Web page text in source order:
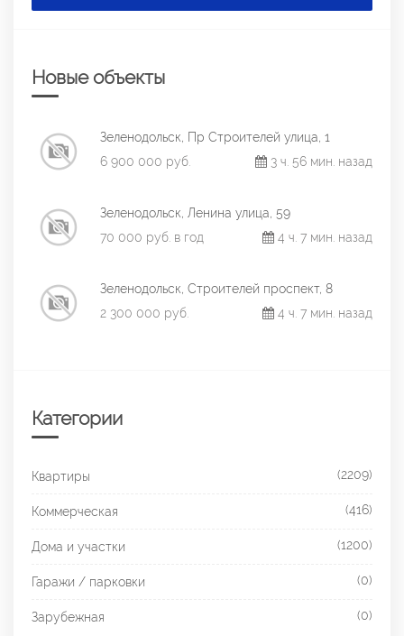
Новые объекты
Зеленодольск, Пр Строителей улица, 1
6 900 000 руб.
3 ч. 56 мин. назад
Зеленодольск, Ленина улица, 59
70 000 руб. в год
4 ч. 7 мин. назад
Зеленодольск, Строителей проспект, 8
2 300 000 руб.
4 ч. 7 мин. назад
Категории
Квартиры (2209)
Коммерческая (416)
Дома и участки (1200)
Гаражи / парковки (0)
Зарубежная (0)